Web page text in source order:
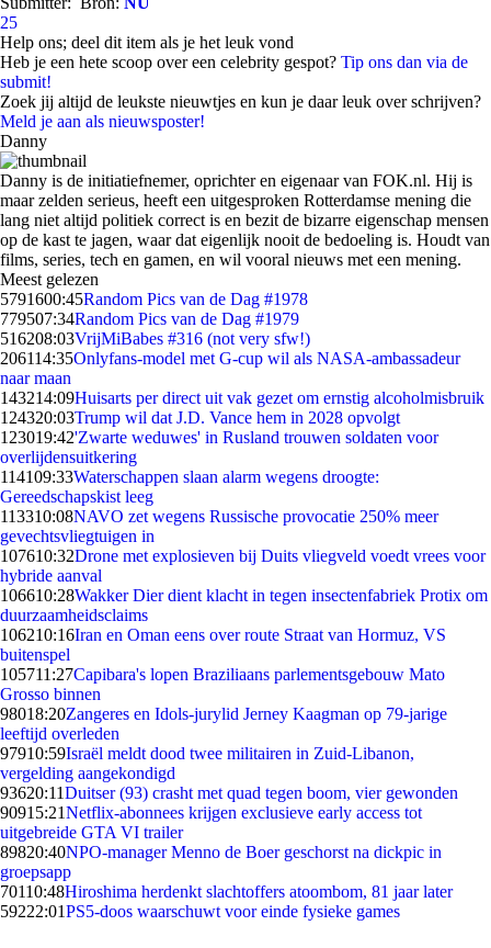
25
Help ons; deel dit item als je het leuk vond
Heb je een hete scoop over een celebrity gespot? Tip ons dan via de
submit!
Zoek jij altijd de leukste nieuwtjes en kun je daar leuk over schrijven?
Meld je aan als nieuwsposter!
Danny
Danny is de initiatiefnemer, oprichter en eigenaar van FOK.nl. Hij is
maar zelden serieus, heeft een uitgesproken Rotterdamse mening die
lang niet altijd politiek correct is en bezit de bizarre eigenschap mensen
op de kast te jagen, waar dat eigenlijk nooit de bedoeling is. Houdt van
films, series, tech en gamen, en wil vooral nieuws met een mening.
Meest gelezen
5791600:45Random Pics van de Dag #1978
779507:34Random Pics van de Dag #1979
516208:03VrijMiBabes #316 (not very sfw!)
206114:35Onlyfans-model met G-cup wil als NASA-ambassadeur
naar maan
143214:09Huisarts per direct uit vak gezet om ernstig alcoholmisbruik
124320:03Trump wil dat J.D. Vance hem in 2028 opvolgt
123019:42'Zwarte weduwes' in Rusland trouwen soldaten voor
overlijdensuitkering
114109:33Waterschappen slaan alarm wegens droogte:
Gereedschapskist leeg
113310:08NAVO zet wegens Russische provocatie 250% meer
gevechtsvliegtuigen in
107610:32Drone met explosieven bij Duits vliegveld voedt vrees voor
hybride aanval
106610:28Wakker Dier dient klacht in tegen insectenfabriek Protix om
duurzaamheidsclaims
106210:16Iran en Oman eens over route Straat van Hormuz, VS
buitenspel
105711:27Capibara's lopen Braziliaans parlementsgebouw Mato
Grosso binnen
98018:20Zangeres en Idols-jurylid Jerney Kaagman op 79-jarige
leeftijd overleden
97910:59Israël meldt dood twee militairen in Zuid-Libanon,
vergelding aangekondigd
93620:11Duitser (93) crasht met quad tegen boom, vier gewonden
90915:21Netflix-abonnees krijgen exclusieve early access tot
uitgebreide GTA VI trailer
89820:40NPO-manager Menno de Boer geschorst na dickpic in
groepsapp
70110:48Hiroshima herdenkt slachtoffers atoombom, 81 jaar later
59222:01PS5-doos waarschuwt voor einde fysieke games